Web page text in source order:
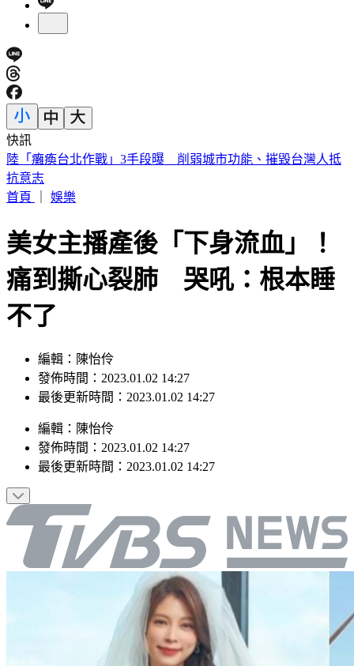
快訊
員工減肥老闆買單！美銀砸80億補貼瘦瘦針 執行長喊值得
首頁｜
美女主播產後「下身流血」！
痛到撕心裂肺 哭吼：根本睡
不了
發佈時間：2023.01.02 14:27
最後更新時間：2023.01.02 14:27
發佈時間：2023.01.02 14:27
最後更新時間：2023.01.02 14:27